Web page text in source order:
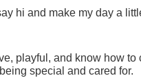
hi and make my day a
playful, and know how to
special and cared for.